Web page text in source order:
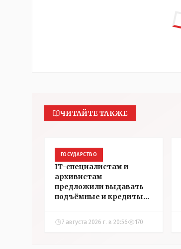
ЧИТАЙТЕ ТАКЖЕ
ГОСУДАРСТВО
IT-специалистам и
архивистам
предложили выдавать
подъёмные и кредиты
7 августа 2026 г. в 20:56 170